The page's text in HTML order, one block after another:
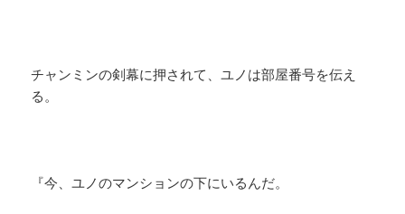
チャンミンの剣幕に押されて、ユノは部屋番号を伝え
る。
『今、ユノのマンションの下にいるんだ。